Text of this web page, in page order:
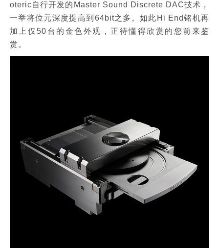
oteric自行开发的Master Sound Discrete DAC技术，
一举将位元深度提高到64bit之多。如此Hi End铭机再
加上仅50台的金色外观，正待懂得欣赏的您前来鉴
赏。